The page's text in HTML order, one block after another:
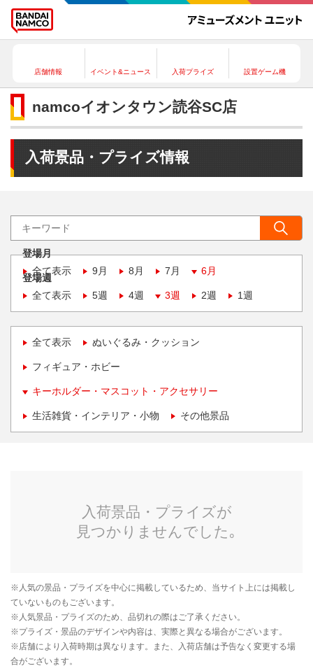
店舗情報 イベント&ニュース 入荷プライズ 設置ゲーム機
namcoイオンタウン読谷SC店
入荷景品・プライズ情報
登場月
全て表示
9月 8月 7月 6月
登場週
全て表示
5週 4週 3週 2週 1週
全て表示 ぬいぐるみ・クッション
フィギュア・ホビー
キーホルダー・マスコット・アクセサリー
生活雑貨・インテリア・小物 その他景品